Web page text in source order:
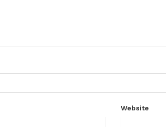
Website